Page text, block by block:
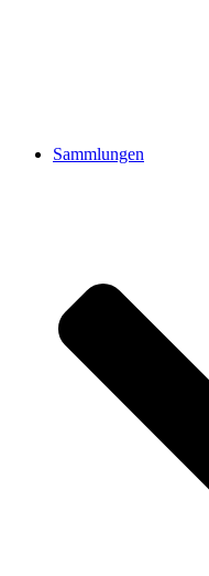
Sammlungen